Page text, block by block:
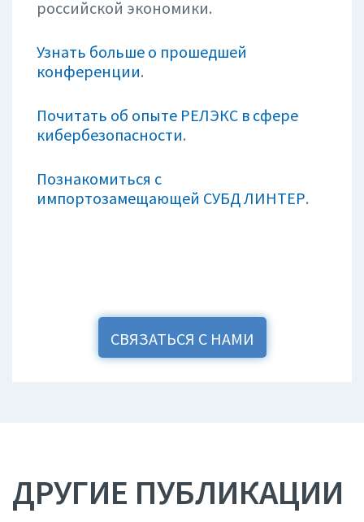
российской экономики.
Узнать больше о прошедшей
конференции.
Почитать об опыте РЕЛЭКС в сфере
кибербезопасности.
Познакомиться с
импортозамещающей СУБД ЛИНТЕР.
СВЯЗАТЬСЯ С НАМИ
ДРУГИЕ ПУБЛИКАЦИИ